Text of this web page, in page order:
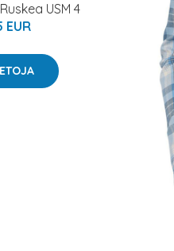
USM 4
EUR